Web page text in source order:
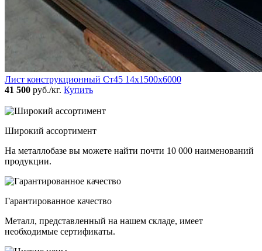
Лист конструкционный Ст45 14х1500х6000
41 500 руб./кг. Купить
Широкий ассортимент
На металлобазе вы можете найти почти 10 000 наименований
продукции.
Гарантированное качество
Металл, представленный на нашем складе, имеет
необходимые сертификаты.